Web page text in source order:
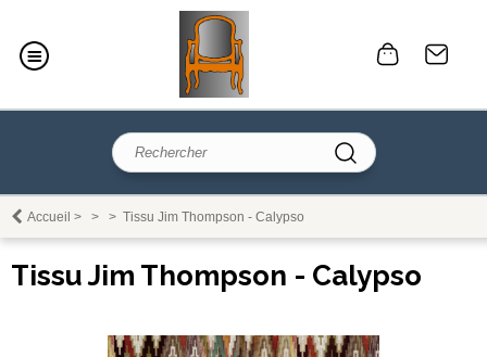
Accueil > > > Tissu Jim Thompson - Calypso
Tissu Jim Thompson - Calypso